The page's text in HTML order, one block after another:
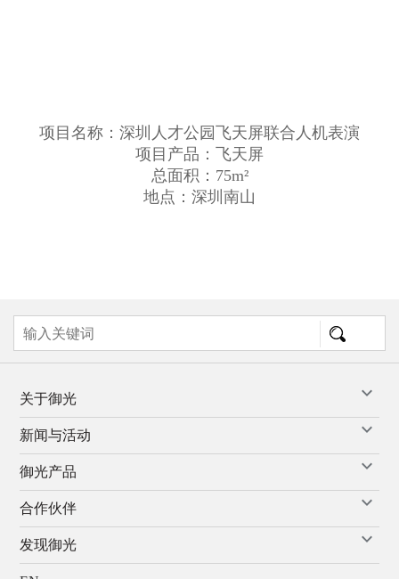
项目名称：深圳人才公园飞天屏联合人机表演
项目产品：飞天屏
总面积：75m²
地点：深圳南山
关于御光
新闻与活动
御光产品
合作伙伴
发现御光